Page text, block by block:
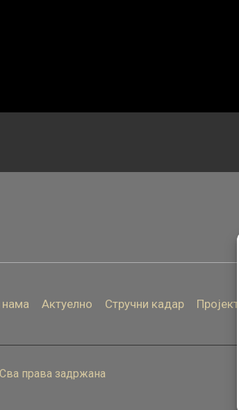
Актуелно Стручни кадар Пројекти
права задржана